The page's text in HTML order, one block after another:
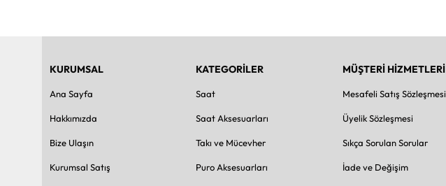
KURUMSAL
Ana Sayfa
Hakkımızda
Bize Ulaşın
Kurumsal Satış
KATEGORİLER
Saat
Saat Aksesuarları
Takı ve Mücevher
Puro Aksesuarları
MÜŞTERİ HİZMETLERİ
Mesafeli Satış Sözleşmesi
Üyelik Sözleşmesi
Sıkça Sorulan Sorular
İade ve Değişim